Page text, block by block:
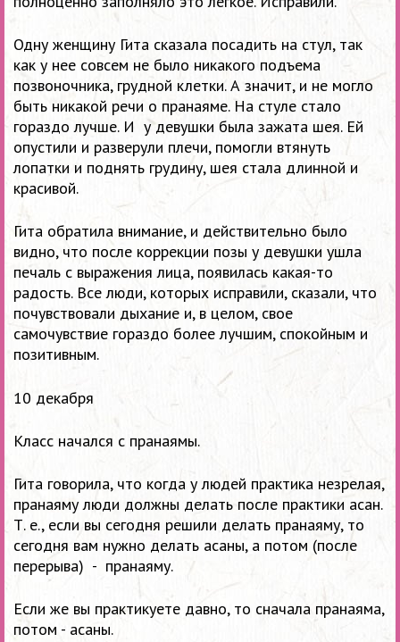
Одну женщину Гита сказала посадить на стул, так
как у нее совсем не было никакого подъема
позвоночника, грудной клетки. А значит, и не могло
быть никакой речи о пранаяме. На стуле стало
гораздо лучше. И у девушки была зажата шея. Ей
опустили и разверули плечи, помогли втянуть
лопатки и поднять грудину, шея стала длинной и
красивой.
Гита обратила внимание, и действительно было
видно, что после коррекции позы у девушки ушла
печаль с выражения лица, появилась какая-то
радость. Все люди, которых исправили, сказали, что
почувствовали дыхание и, в целом, свое
самочувствие гораздо более лучшим, спокойным и
позитивным.
10 декабря
Класс начался с пранаямы.
Гита говорила, что когда у людей практика незрелая,
пранаяму люди должны делать после практики асан.
Т. е., если вы сегодня решили делать пранаяму, то
сегодня вам нужно делать асаны, а потом (после
перерыва) - пранаяму.
Если же вы практикуете давно, то сначала пранаяма,
потом - асаны.